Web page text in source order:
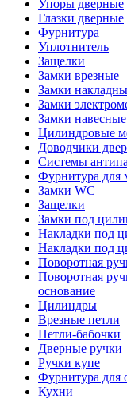
Упоры дверные
Глазки дверные
Фурнитура
Уплотнитель
Защелки
Замки врезные
Замки
Замки
Замки навесные
Цилиндровые
Доводчики
Системы
Фурнитура для
Замки WC
Защелки
Замки под
Накладки под
Накладки под
Поворотная
Поворотная
основание
Цилиндры
Врезные петли
Петли-бабочки
Дверные ручки
Ручки купе
Фурнитура для
Кухни